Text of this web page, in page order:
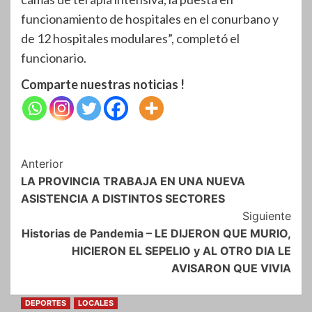
funcionamiento de hospitales en el conurbano y
de 12 hospitales modulares”, completó el
funcionario.
Comparte nuestras noticias !
Navegación
de
entradas
Anterior
LA PROVINCIA TRABAJA EN UNA NUEVA
ASISTENCIA A DISTINTOS SECTORES
Siguiente
Historias de Pandemia – LE DIJERON QUE MURIO,
HICIERON EL SEPELIO y AL OTRO DIA LE
AVISARON QUE VIVIA
DEPORTES
LOCALES